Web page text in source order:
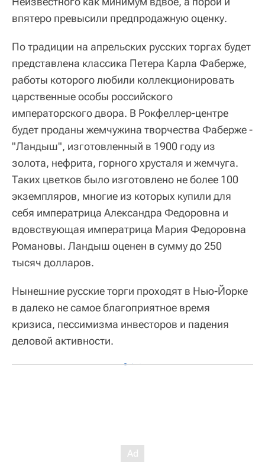
впятеро превысили предпродажную оценку.
По традиции на апрельских русских торгах будет
представлена классика Петера Карла Фаберже,
работы которого любили коллекционировать
царственные особы российского
императорского двора. В Рокфеллер-центре
будет проданы жемчужина творчества Фаберже -
"Ландыш", изготовленный в 1900 году из
золота, нефрита, горного хрусталя и жемчуга.
Таких цветков было изготовлено не более 100
экземпляров, многие из которых купили для
себя императрица Александра Федоровна и
вдовствующая императрица Мария Федоровна
Романовы. Ландыш оценен в сумму до 250
тысяч долларов.
Нынешние русские торги проходят в Нью-Йорке
в далеко не самое благоприятное время
кризиса, пессимизма инвесторов и падения
деловой активности.